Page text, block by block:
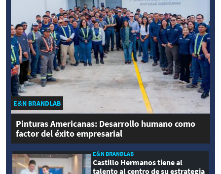
E&N BRANDLAB
Pinturas Americanas: Desarrollo humano como
factor del éxito empresarial
E&N BRANDLAB
Castillo Hermanos tiene al
talento al centro de su estrategia